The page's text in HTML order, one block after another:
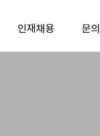
인재채용 문의